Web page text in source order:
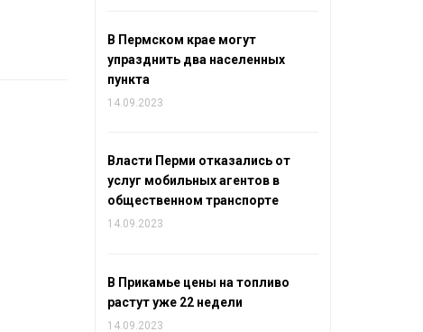
В Пермском крае могут
упразднить два населенных
пункта
14.09.2023
Власти Перми отказались от
услуг мобильных агентов в
общественном транспорте
14.09.2023
В Прикамье цены на топливо
растут уже 22 недели
14.09.2023